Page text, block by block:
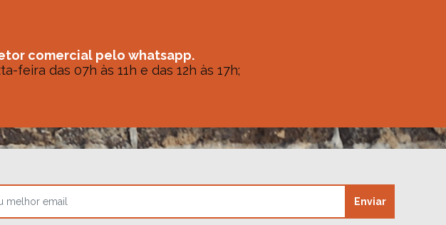
comercial pelo whatsapp.
feira das 07h às 11h e das 12h às 17h;
Enviar